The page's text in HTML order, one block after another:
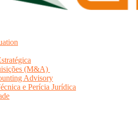
(M&A)
Advisory
e Perícia Jurídica